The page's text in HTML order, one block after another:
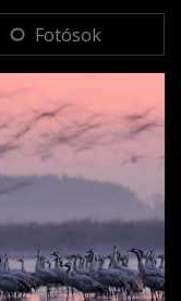
Fotósok